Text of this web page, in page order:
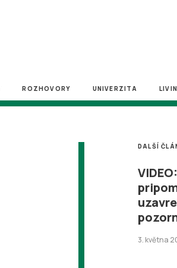
ROZHOVORY UNIVERZITA
DALŠÍ
3. května